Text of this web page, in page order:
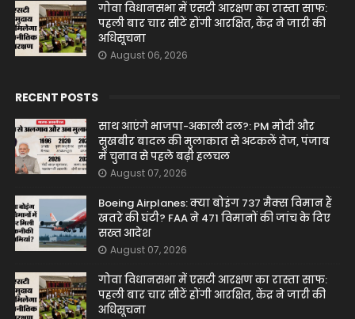
गोवा विधानसभा में एसटी आरक्षण का रास्ता साफ:
पहली बार चार सीटें होंगी आरक्षित, केंद्र ने जारी की
अधिसूचना
August 06, 2026
RECENT POSTS
साथ आएंगे भाजपा-अकाली दल?: PM मोदी और
सुखबीर बादल की मुलाकात से अटकलें तेज, पंजाब
में चुनाव से पहले बढ़ी हलचल
August 07, 2026
Boeing Airplanes: क्या बोइंग 737 मैक्स विमान हैं
खतरे की घंटी? FAA ने 471 विमानों की जांच के दिए
सख्त आदेश
August 07, 2026
गोवा विधानसभा में एसटी आरक्षण का रास्ता साफ:
पहली बार चार सीटें होंगी आरक्षित, केंद्र ने जारी की
अधिसूचना